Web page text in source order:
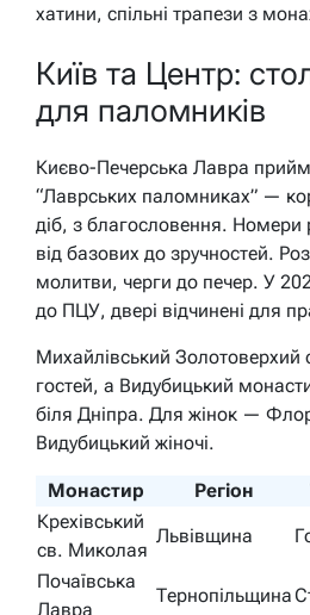
хатини, спільні трапези з
Київ та Центр:
для паломників
Києво-Печерська Лавра
“Лаврських паломниках” —
діб, з благословення. Номери
від базових до зручностей.
молитви, черги до печер. У
до ПЦУ, двері відчинені для
Михайлівський Золотоверхий
гостей, а Видубицький
біля Дніпра. Для жінок —
Видубицький жіночі.
Монастир Регіон
Крехівський
св. Миколая
Львівщина
Почаївська
Лавра
Тернопільщина